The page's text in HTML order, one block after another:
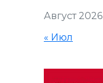
Август 2026
« Июл